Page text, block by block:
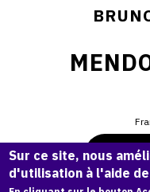
Sur ce site, nous
d'utilisation à l'aide